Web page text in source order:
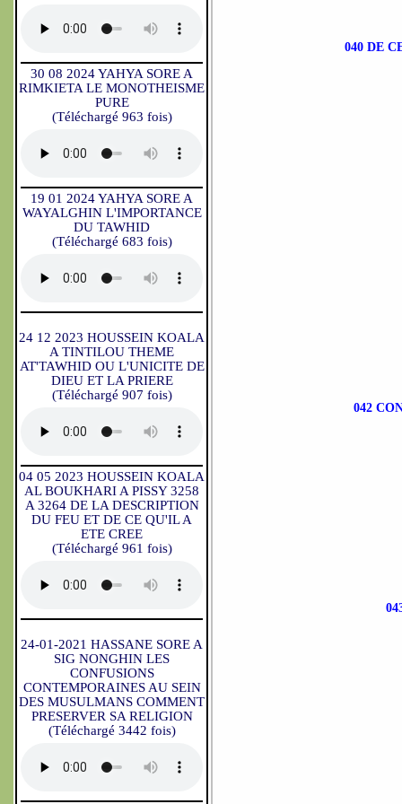
30 08 2024 YAHYA SORE A
RIMKIETA LE MONOTHEISME
PURE
(Téléchargé 963 fois)
19 01 2024 YAHYA SORE A
WAYALGHIN L'IMPORTANCE
DU TAWHID
(Téléchargé 683 fois)
24 12 2023 HOUSSEIN KOALA
A TINTILOU THEME
AT'TAWHID OU L'UNICITE DE
DIEU ET LA PRIERE
(Téléchargé 907 fois)
04 05 2023 HOUSSEIN KOALA
AL BOUKHARI A PISSY 3258
A 3264 DE LA DESCRIPTION
DU FEU ET DE CE QU'IL A
ETE CREE
(Téléchargé 961 fois)
24-01-2021 HASSANE SORE A
SIG NONGHIN LES
CONFUSIONS
CONTEMPORAINES AU SEIN
DES MUSULMANS COMMENT
PRESERVER SA RELIGION
(Téléchargé 3442 fois)
040 DE
042